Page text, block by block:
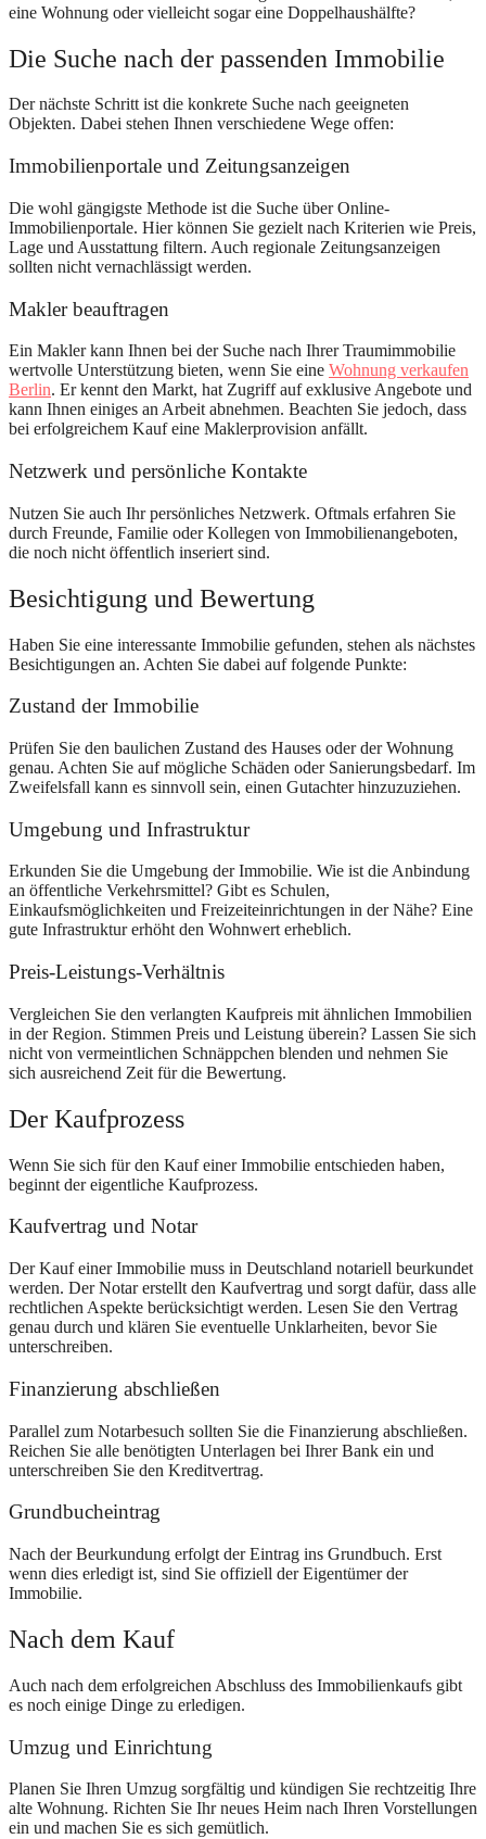
eine Wohnung oder vielleicht sogar eine Doppelhaushälfte?
Die Suche nach der passenden Immobilie
Der nächste Schritt ist die konkrete Suche nach geeigneten
Objekten. Dabei stehen Ihnen verschiedene Wege offen:
Immobilienportale und Zeitungsanzeigen
Die wohl gängigste Methode ist die Suche über Online-
Immobilienportale. Hier können Sie gezielt nach Kriterien wie Preis,
Lage und Ausstattung filtern. Auch regionale Zeitungsanzeigen
sollten nicht vernachlässigt werden.
Makler beauftragen
Ein Makler kann Ihnen bei der Suche nach Ihrer Traumimmobilie
wertvolle Unterstützung bieten, wenn Sie eine Wohnung verkaufen
Berlin. Er kennt den Markt, hat Zugriff auf exklusive Angebote und
kann Ihnen einiges an Arbeit abnehmen. Beachten Sie jedoch, dass
bei erfolgreichem Kauf eine Maklerprovision anfällt.
Netzwerk und persönliche Kontakte
Nutzen Sie auch Ihr persönliches Netzwerk. Oftmals erfahren Sie
durch Freunde, Familie oder Kollegen von Immobilienangeboten,
die noch nicht öffentlich inseriert sind.
Besichtigung und Bewertung
Haben Sie eine interessante Immobilie gefunden, stehen als nächstes
Besichtigungen an. Achten Sie dabei auf folgende Punkte:
Zustand der Immobilie
Prüfen Sie den baulichen Zustand des Hauses oder der Wohnung
genau. Achten Sie auf mögliche Schäden oder Sanierungsbedarf. Im
Zweifelsfall kann es sinnvoll sein, einen Gutachter hinzuzuziehen.
Umgebung und Infrastruktur
Erkunden Sie die Umgebung der Immobilie. Wie ist die Anbindung
an öffentliche Verkehrsmittel? Gibt es Schulen,
Einkaufsmöglichkeiten und Freizeiteinrichtungen in der Nähe? Eine
gute Infrastruktur erhöht den Wohnwert erheblich.
Preis-Leistungs-Verhältnis
Vergleichen Sie den verlangten Kaufpreis mit ähnlichen Immobilien
in der Region. Stimmen Preis und Leistung überein? Lassen Sie sich
nicht von vermeintlichen Schnäppchen blenden und nehmen Sie
sich ausreichend Zeit für die Bewertung.
Der Kaufprozess
Wenn Sie sich für den Kauf einer Immobilie entschieden haben,
beginnt der eigentliche Kaufprozess.
Kaufvertrag und Notar
Der Kauf einer Immobilie muss in Deutschland notariell beurkundet
werden. Der Notar erstellt den Kaufvertrag und sorgt dafür, dass alle
rechtlichen Aspekte berücksichtigt werden. Lesen Sie den Vertrag
genau durch und klären Sie eventuelle Unklarheiten, bevor Sie
unterschreiben.
Finanzierung abschließen
Parallel zum Notarbesuch sollten Sie die Finanzierung abschließen.
Reichen Sie alle benötigten Unterlagen bei Ihrer Bank ein und
unterschreiben Sie den Kreditvertrag.
Grundbucheintrag
Nach der Beurkundung erfolgt der Eintrag ins Grundbuch. Erst
wenn dies erledigt ist, sind Sie offiziell der Eigentümer der
Immobilie.
Nach dem Kauf
Auch nach dem erfolgreichen Abschluss des Immobilienkaufs gibt
es noch einige Dinge zu erledigen.
Umzug und Einrichtung
Planen Sie Ihren Umzug sorgfältig und kündigen Sie rechtzeitig Ihre
alte Wohnung. Richten Sie Ihr neues Heim nach Ihren Vorstellungen
ein und machen Sie es sich gemütlich.